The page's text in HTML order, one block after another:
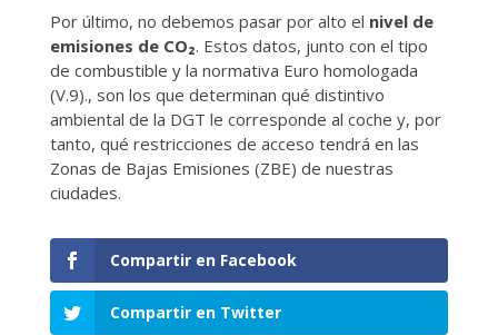
Por último, no debemos pasar por alto el nivel de
emisiones de CO₂​. Estos datos, junto con el tipo
de combustible y la normativa Euro homologada
(V.9)., son los que determinan qué distintivo
ambiental de la DGT le corresponde al coche y, por
tanto, qué restricciones de acceso tendrá en las
Zonas de Bajas Emisiones (ZBE) de nuestras
ciudades.
Compartir en Facebook
Compartir en Twitter